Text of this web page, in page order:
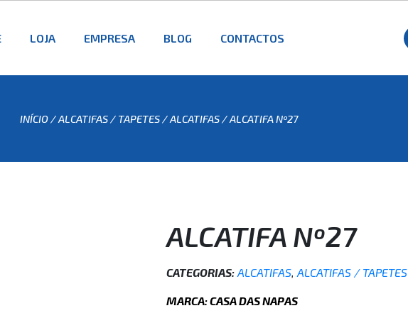
LOJA EMPRESA BLOG CONTACTOS
INÍCIO /ALCATIFAS / TAPETES /ALCATIFAS / ALCATIFA Nº27
ALCATIFA Nº27
CATEGORIAS: ALCATIFAS, ALCATIFAS / TAPETES
MARCA: CASA DAS NAPAS